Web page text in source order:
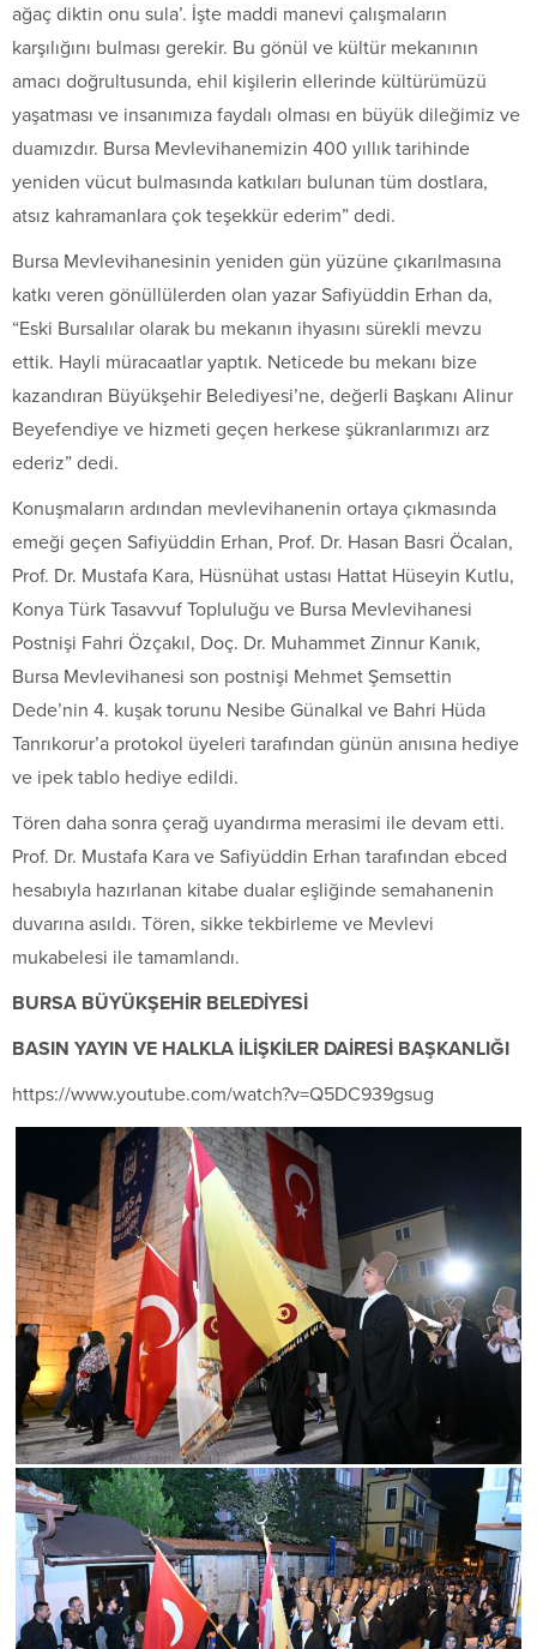
ağaç diktin onu sula’. İşte maddi manevi çalışmaların
karşılığını bulması gerekir. Bu gönül ve kültür mekanının
amacı doğrultusunda, ehil kişilerin ellerinde kültürümüzü
yaşatması ve insanımıza faydalı olması en büyük dileğimiz ve
duamızdır. Bursa Mevlevihanemizin 400 yıllık tarihinde
yeniden vücut bulmasında katkıları bulunan tüm dostlara,
atsız kahramanlara çok teşekkür ederim” dedi.
Bursa Mevlevihanesinin yeniden gün yüzüne çıkarılmasına
katkı veren gönüllülerden olan yazar Safiyüddin Erhan da,
“Eski Bursalılar olarak bu mekanın ihyasını sürekli mevzu
ettik. Hayli müracaatlar yaptık. Neticede bu mekanı bize
kazandıran Büyükşehir Belediyesi’ne, değerli Başkanı Alinur
Beyefendiye ve hizmeti geçen herkese şükranlarımızı arz
ederiz” dedi.
Konuşmaların ardından mevlevihanenin ortaya çıkmasında
emeği geçen Safiyüddin Erhan, Prof. Dr. Hasan Basri Öcalan,
Prof. Dr. Mustafa Kara, Hüsnühat ustası Hattat Hüseyin Kutlu,
Konya Türk Tasavvuf Topluluğu ve Bursa Mevlevihanesi
Postnişi Fahri Özçakıl, Doç. Dr. Muhammet Zinnur Kanık,
Bursa Mevlevihanesi son postnişi Mehmet Şemsettin
Dede’nin 4. kuşak torunu Nesibe Günalkal ve Bahri Hüda
Tanrıkorur’a protokol üyeleri tarafından günün anısına hediye
ve ipek tablo hediye edildi.
Tören daha sonra çerağ uyandırma merasimi ile devam etti.
Prof. Dr. Mustafa Kara ve Safiyüddin Erhan tarafından ebced
hesabıyla hazırlanan kitabe dualar eşliğinde semahanenin
duvarına asıldı. Tören, sikke tekbirleme ve Mevlevi
mukabelesi ile tamamlandı.
BURSA BÜYÜKŞEHİR BELEDİYESİ
BASIN YAYIN VE HALKLA İLİŞKİLER DAİRESİ BAŞKANLIĞI
https://www.youtube.com/watch?v=Q5DC939gsug